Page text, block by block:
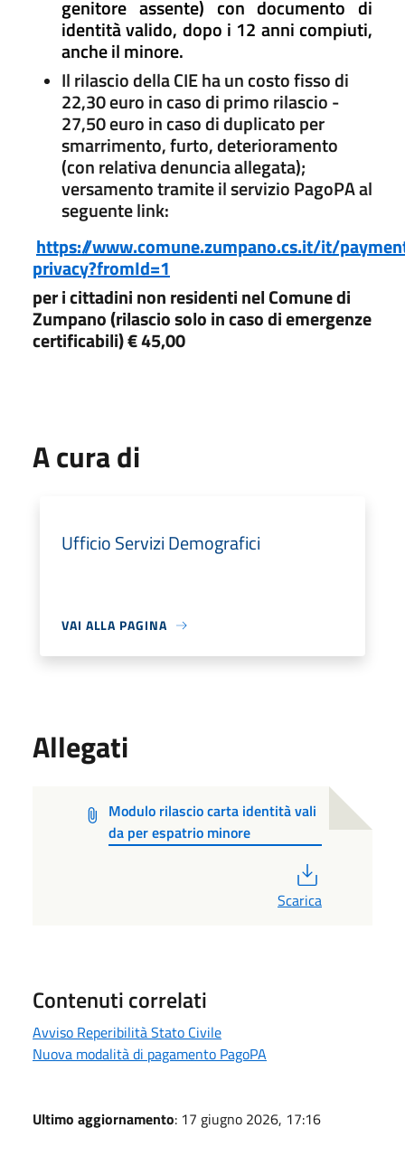
genitore assente) con documento di
identità valido, dopo i 12 anni compiuti,
anche il minore.
Il rilascio della CIE ha un costo fisso di
22,30 euro in caso di primo rilascio -
27,50 euro in caso di duplicato per
smarrimento, furto, deterioramento
(con relativa denuncia allegata);
versamento tramite il servizio PagoPA al
seguente link:
https://www.comune.zumpano.cs.it/it/
privacy?fromId=1
per i cittadini non residenti nel Comune di
Zumpano (rilascio solo in caso di emergenze
certificabili) € 45,00
A cura di
Ufficio Servizi Demografici
VAI ALLA PAGINA
Allegati
Modulo rilascio carta identità vali
da per espatrio minore
Scarica
Contenuti correlati
Avviso Reperibilità Stato Civile
Nuova modalità di pagamento PagoPA
Ultimo aggiornamento: 17 giugno 2026, 17:16